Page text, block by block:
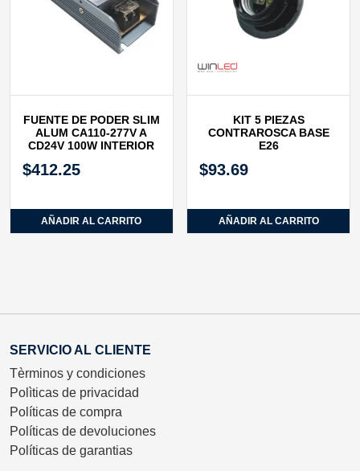
FUENTE DE PODER SLIM
ALUM CA110‐277V A
CD24V 100W INTERIOR
$412.25
AÑADIR AL CARRITO
KIT 5 PIEZAS
CONTRAROSCA BASE
E26
$93.69
AÑADIR AL CARRITO
SERVICIO AL CLIENTE
Tèrminos y condiciones
Polìticas de privacidad
Políticas de compra
Políticas de devoluciones
Políticas de garantias